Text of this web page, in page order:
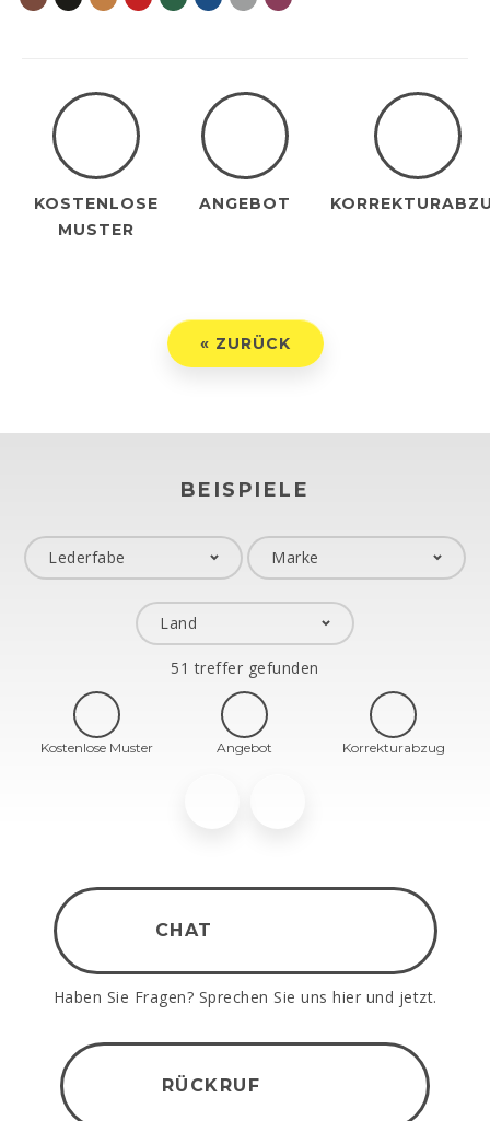
KOSTENLOSE
MUSTER
ANGEBOT
« ZURÜCK
BEISPIELE
51 treffer gefunden
Kostenlose Muster Angebot Korrekturabzug
CHAT
Haben Sie Fragen? Sprechen Sie uns hier und jetzt.
RÜCKRUF